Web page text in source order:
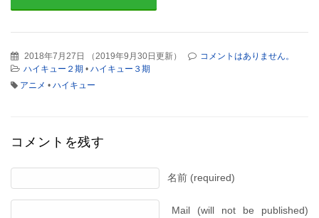
2018年7月27日 （2019年9月30日更新）
コメントはありません。
ハイキュー２期 • ハイキュー３期
アニメ • ハイキュー
コメントを残す
名前 (required)
Mail (will not be published)